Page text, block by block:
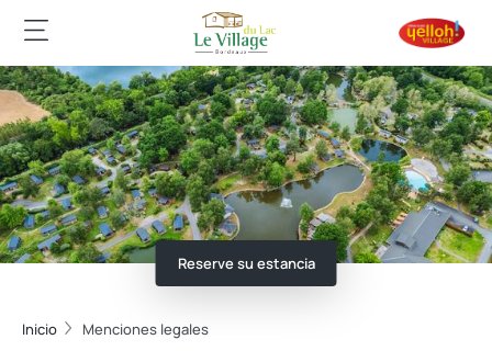
Reserve su estancia
Inicio Menciones legales